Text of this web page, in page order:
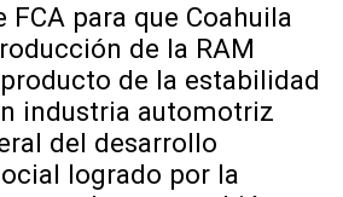
FCA para que Coahuila
de la RAM
de la estabilidad
industria automotriz
del desarrollo
logrado por la